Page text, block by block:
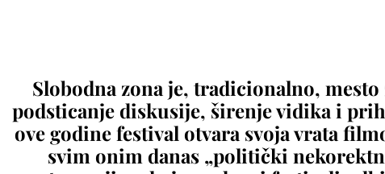
Slobodna zona je, tradicionalno, mesto
podsticanje diskusije, širenje vidika i
ove godine festival otvara svoja vrata
svim onim danas „politički